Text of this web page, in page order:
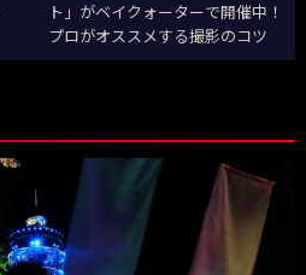
ト」がベイクォーターで開催中！
プロがオススメする撮影のコツ